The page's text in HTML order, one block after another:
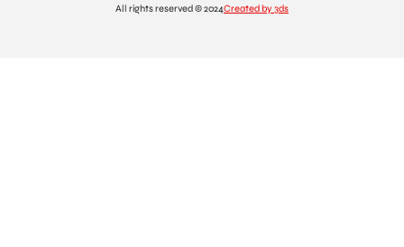
All rights reserved © 2024Created by 3ds